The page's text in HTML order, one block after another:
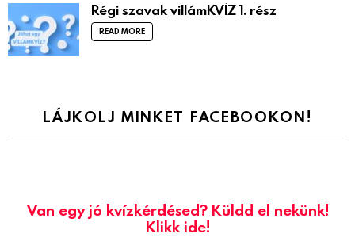
Régi szavak villámKVÍZ 1. rész
READ MORE
LÁJKOLJ MINKET FACEBOOKON!
Van egy jó kvízkérdésed? Küldd el nekünk!
Klikk ide!